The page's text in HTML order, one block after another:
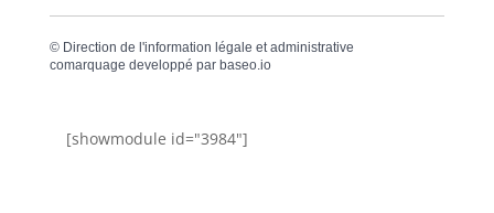
© Direction de l'information légale et administrative
comarquage developpé par baseo.io
[showmodule id="3984"]